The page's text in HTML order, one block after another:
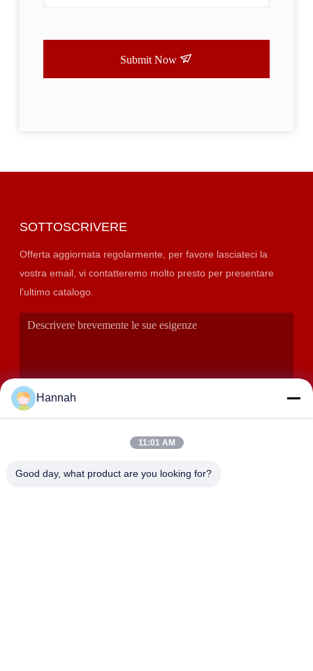
Submit Now
SOTTOSCRIVERE
Offerta aggiornata regolarmente, per favore lasciateci la
vostra email, vi contatteremo molto presto per presentare
l'ultimo catalogo.
Hannah
11:01 AM
Good day, what product are you looking for?